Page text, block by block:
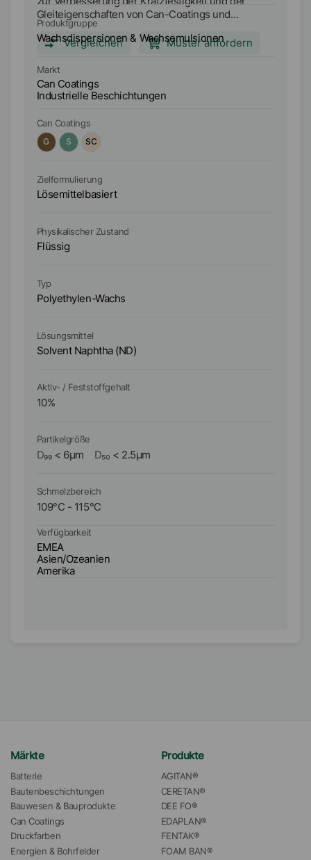
Gleiteigenschaften von Can-Coatings und
Industrielacken.
Vergleichen
Muster anfordern
Produktgruppe
Wachsdispersionen & Wachsemulsionen
Markt
Can Coatings
Industrielle Beschichtungen
Can Coatings
G
S SC
Zielformulierung
Lösemittelbasiert
Physikalischer Zustand
Flüssig
Typ
Polyethylen-Wachs
Lösungsmittel
Solvent Naphtha (ND)
Aktiv- / Feststoffgehalt
10%
Partikelgröße
D₉₉ < 6µm D₅₀ < 2.5µm
Schmelzbereich
109°C - 115°C
Verfügbarkeit
EMEA
Asien/Ozeanien
Amerika
Märkte
Batterie
Bautenbeschichtungen
Bauwesen & Bauprodukte
Can Coatings
Druckfarben
Energien & Bohrfelder
Produkte
AGITAN®
CERETAN®
DEE FO®
EDAPLAN®
FENTAK®
FOAM BAN®